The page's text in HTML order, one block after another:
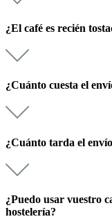
¿El café es recién
¿Cuánto cuesta el
¿Cuánto tarda el
¿Puedo usar vuestro
hostelería?